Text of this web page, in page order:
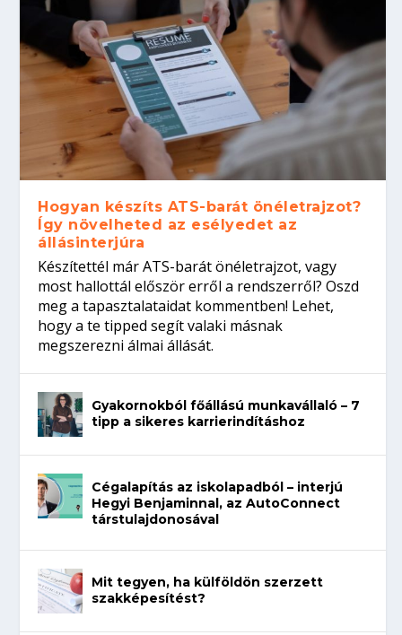
Hogyan készíts ATS-barát önéletrajzot?
Így növelheted az esélyedet az
állásinterjúra
Készítettél már ATS-barát önéletrajzot, vagy
most hallottál először erről a rendszerről? Oszd
meg a tapasztalataidat kommentben! Lehet,
hogy a te tipped segít valaki másnak
megszerezni álmai állását.
Gyakornokból főállású munkavállaló – 7
tipp a sikeres karrierindításhoz
Cégalapítás az iskolapadból – interjú
Hegyi Benjaminnal, az AutoConnect
társtulajdonosával
Mit tegyen, ha külföldön szerzett
szakképesítést?